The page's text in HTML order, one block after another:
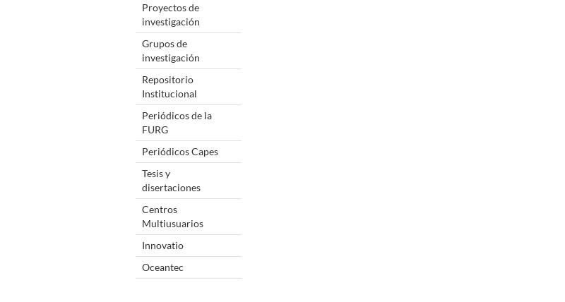
Proyectos de
investigación
Grupos de
investigación
Repositorio
Institucional
Periódicos de la
FURG
Periódicos Capes
Tesis y
disertaciones
Centros
Multiusuarios
Innovatio
Oceantec